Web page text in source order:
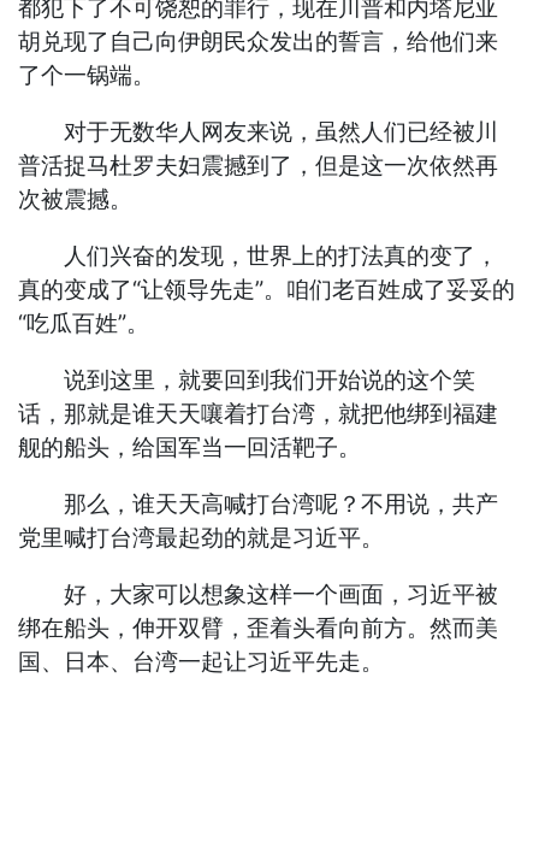
都犯下了不可饶恕的罪行，现在川普和内塔尼亚
胡兑现了自己向伊朗民众发出的誓言，给他们来
了个一锅端。
对于无数华人网友来说，虽然人们已经被川
普活捉马杜罗夫妇震撼到了，但是这一次依然再
次被震撼。
人们兴奋的发现，世界上的打法真的变了，
真的变成了“让领导先走”。咱们老百姓成了妥妥的
“吃瓜百姓”。
说到这里，就要回到我们开始说的这个笑
话，那就是谁天天嚷着打台湾，就把他绑到福建
舰的船头，给国军当一回活靶子。
那么，谁天天高喊打台湾呢？不用说，共产
党里喊打台湾最起劲的就是习近平。
好，大家可以想象这样一个画面，习近平被
绑在船头，伸开双臂，歪着头看向前方。然而美
国、日本、台湾一起让习近平先走。